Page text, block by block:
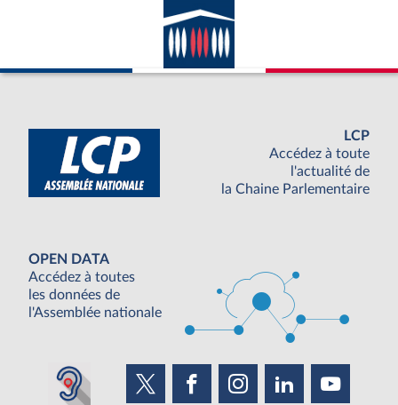
LCP
Accédez à toute
l'actualité de
la Chaine Parlementaire
OPEN DATA
Accédez à toutes
les données de
l'Assemblée nationale